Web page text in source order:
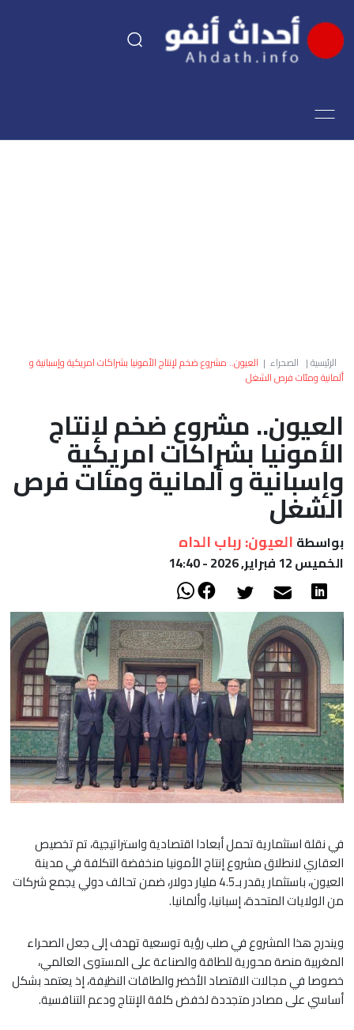
اقتصاد
العالم
الصحراء
الرئيسية| الصحراء | العيون.. مشروع ضخم لإنتاج الأمونيا بشراكات امريكية وإسبانية و
ألمانية ومئات فرص الشغل
العيون.. مشروع ضخم لإنتاج
الأمونيا بشراكات امريكية
وإسبانية و ألمانية ومئات فرص
الشغل
بواسطة العيون: رباب الداه
الخميس 12 فبراير, 2026 - 14:40
في نقلة استثمارية تحمل أبعادا اقتصادية واستراتيجية، تم تخصيص
العقاري لانطلاق مشروع إنتاج الأمونيا منخفضة التكلفة في مدينة
العيون، باستثمار يقدر بـ4.5 مليار دولار، ضمن تحالف دولي يجمع شركات
من الولايات المتحدة، إسبانيا، وألمانيا.
ويندرج هذا المشروع في صلب رؤية توسعية تهدف إلى جعل الصحراء
المغربية منصة محورية للطاقة والصناعة على المستوى العالمي،
خصوصا في مجالات الاقتصاد الأخضر والطاقات النظيفة، إذ يعتمد بشكل
أساسي على مصادر متجددة لخفض كلفة الإنتاج ودعم التنافسية.